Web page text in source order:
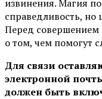
извинения. Магия
справедливость, но
Перед совершением
о том, чем помогут
Для связи
электронной
должен быть